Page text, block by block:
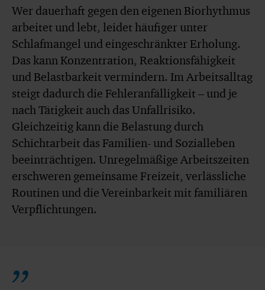
Wer dauerhaft gegen den eigenen Biorhythmus
arbeitet und lebt, leidet häufiger unter
Schlafmangel und eingeschränkter Erholung.
Das kann Konzentration, Reaktionsfähigkeit
und Belastbarkeit vermindern. Im Arbeitsalltag
steigt dadurch die Fehleranfälligkeit – und je
nach Tätigkeit auch das Unfallrisiko.
Gleichzeitig kann die Belastung durch
Schichtarbeit das Familien- und Sozialleben
beeinträchtigen. Unregelmäßige Arbeitszeiten
erschweren gemeinsame Freizeit, verlässliche
Routinen und die Vereinbarkeit mit familiären
Verpflichtungen.